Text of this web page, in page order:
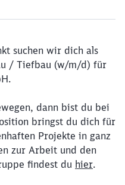
suchen wir dich als
/ Tiefbau (w/m/d) für
dann bist du bei
bringst du dich für
Projekte in ganz
zur Arbeit und den
findest du hier.